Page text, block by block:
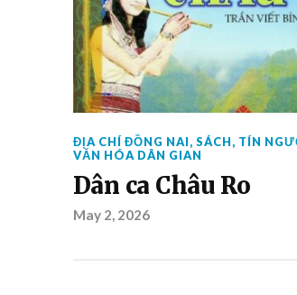
ĐỊA CHÍ ĐỒNG NAI, SÁCH, TÍN
VĂN HÓA DÂN GIAN
Dân ca Châu Ro
May 2, 2026